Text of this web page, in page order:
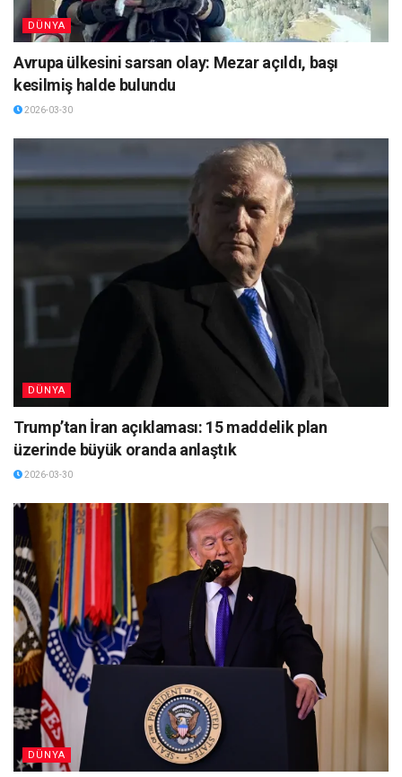
DÜNYA
Avrupa ülkesini sarsan olay: Mezar açıldı, başı
kesilmiş halde bulundu
2026-03-30
DÜNYA
Trump’tan İran açıklaması: 15 maddelik plan
üzerinde büyük oranda anlaştık
2026-03-30
DÜNYA